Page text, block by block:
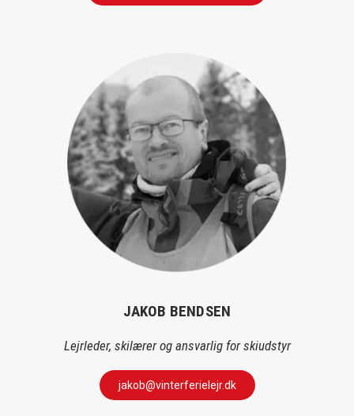
JAKOB BENDSEN
Lejrleder, skilærer og ansvarlig for skiudstyr
jakob@vinterferielejr.dk